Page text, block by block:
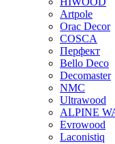
Artpole
Orac Decor
COSCA
Перфект
Bello Deco
Decomaster
NMС
Ultrawood
ALPINE
Evrowood
Laconistiq